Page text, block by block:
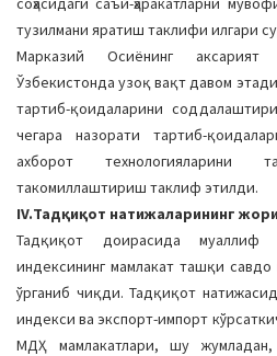
тузилмани яратиш таклифи илгари
Марказий Осиёнинг аксарият
Ўзбекистонда узоқ вақт давом
тартиб-қоидаларини
чегара назорати тартиб-
ахборот
такомиллаштириш таклиф этилди.
IV.Тадқиқот натижаларининг
Тадқиқот доирасида муаллиф
индексининг мамлакат ташқи савдо
ўрганиб чиқди. Тадқиқот
индекси ва экспорт-импорт
МДҲ мамлакатлари, шу жумладан,